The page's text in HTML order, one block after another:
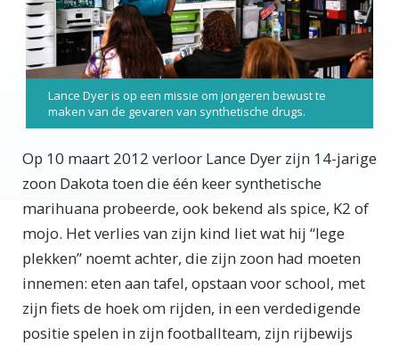
Lance Dyer is op een missie om jongeren bewust te
maken van de gevaren van synthetische drugs.
Op 10 maart 2012 verloor Lance Dyer zijn 14-jarige
zoon Dakota toen die één keer synthetische
marihuana probeerde, ook bekend als spice, K2 of
mojo. Het verlies van zijn kind liet wat hij “lege
plekken” noemt achter, die zijn zoon had moeten
innemen: eten aan tafel, opstaan voor school, met
zijn fiets de hoek om rijden, in een verdedigende
positie spelen in zijn footballteam, zijn rijbewijs